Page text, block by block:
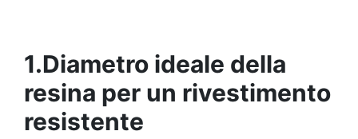
1.Diametro ideale della
resina per un rivestimento
resistente